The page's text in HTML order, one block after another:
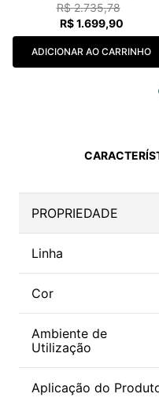
R$ 2.735,78
R$ 1.699,90
ADICIONAR AO CARRINHO
PROPRIEDADE
Linha
Cor
Ambiente de
Utilização
Aplicação do